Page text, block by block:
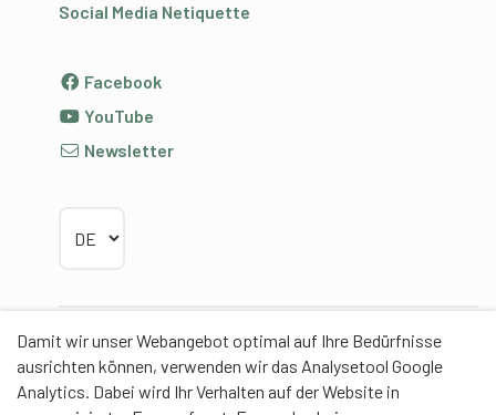
Damit wir unser Webangebot optimal auf Ihre Bedürfnisse
ausrichten können, verwenden wir das Analysetool Google
Analytics. Dabei wird Ihr Verhalten auf der Website in
Social Media Netiquette
Facebook
YouTube
Newsletter
Partner